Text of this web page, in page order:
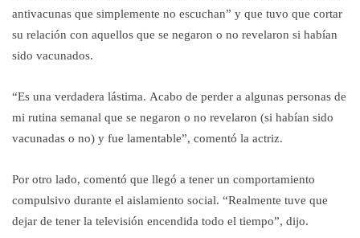
antivacunas que simplemente no escuchan” y que tuvo que cortar
su relación con aquellos que se negaron o no revelaron si habían
sido vacunados.
“Es una verdadera lástima. Acabo de perder a algunas personas de
mi rutina semanal que se negaron o no revelaron (si habían sido
vacunadas o no) y fue lamentable”, comentó la actriz.
Por otro lado, comentó que llegó a tener un comportamiento
compulsivo durante el aislamiento social. “Realmente tuve que
dejar de tener la televisión encendida todo el tiempo”, dijo.